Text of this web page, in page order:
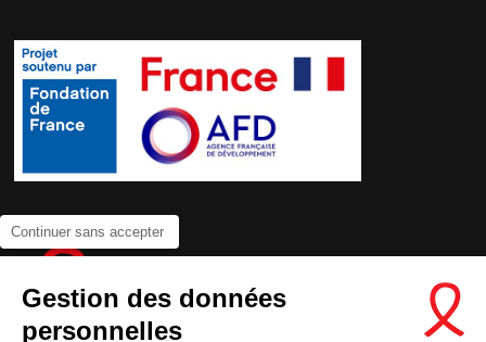
Continuer sans accepter
Gestion des données
personnelles